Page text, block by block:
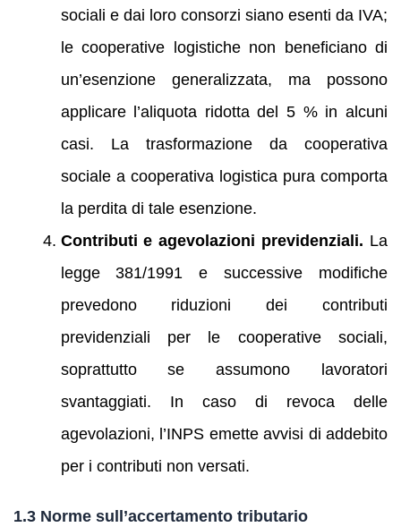
sociali e dai loro consorzi siano esenti da IVA;
le cooperative logistiche non beneficiano di
un’esenzione generalizzata, ma possono
applicare l’aliquota ridotta del 5 % in alcuni
casi. La trasformazione da cooperativa
sociale a cooperativa logistica pura comporta
la perdita di tale esenzione.
Contributi e agevolazioni previdenziali. La
legge 381/1991 e successive modifiche
prevedono riduzioni dei contributi
previdenziali per le cooperative sociali,
soprattutto se assumono lavoratori
svantaggiati. In caso di revoca delle
agevolazioni, l’INPS emette avvisi di addebito
per i contributi non versati.
1.3 Norme sull’accertamento tributario